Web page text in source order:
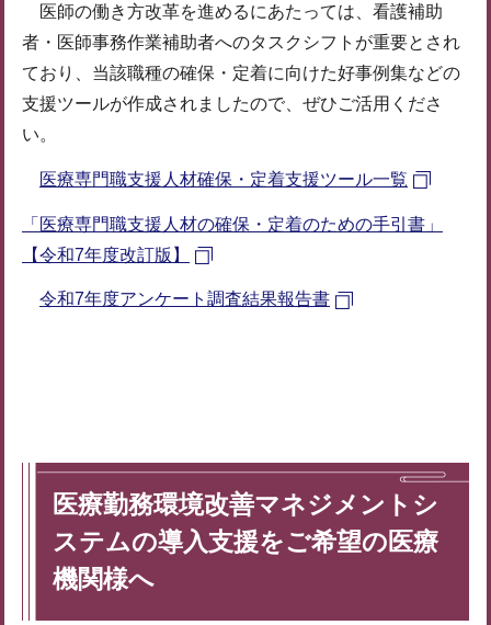
医師の働き方改革を進めるにあたっては、看護補助
者・医師事務作業補助者へのタスクシフトが重要とされ
ており、当該職種の確保・定着に向けた好事例集などの
支援ツールが作成されましたので、ぜひご活用くださ
い。
医療専門職支援人材確保・定着支援ツール一覧
「医療専門職支援人材の確保・定着のための手引書」
【令和7年度改訂版】
令和7年度アンケート調査結果報告書
医療勤務環境改善マネジメントシ
ステムの導入支援をご希望の医療
機関様へ